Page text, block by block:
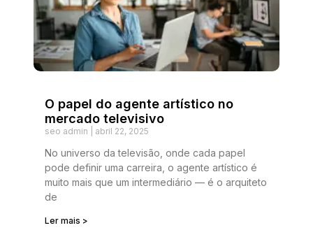
O papel do agente artístico no
mercado televisivo
seo admin abril 22, 2025
No universo da televisão, onde cada papel
pode definir uma carreira, o agente artístico é
muito mais que um intermediário — é o arquiteto
de
Ler mais >